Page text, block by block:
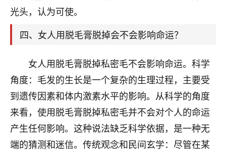
光头，认为可使。
四、女人用脱毛膏脱掉会不会影响命运？
女人用脱毛膏脱掉私密毛不会影响命运。科学
角度：毛发的生长是一个复杂的生理过程，主要受
到遗传因素和体内激素水平的影响。从科学的角度
来看，使用脱毛膏脱掉私密毛并不会对个人的命运
产生任何影响。这种说法缺乏科学依据，是一种无
端的猜测和迷信。传统观念和民间玄学：尽管在某
我是做餐饮的，这两年，生意屡屡受挫，店开一家关
一家，要么生意不好，生意好的就出事。前些年攒的
家底快败光了，真是倒霉！我也想找人看看到底怎么
回事？
鹿森：你可以找老师看看，人有时不服命不行
啊！
太阳当空赵 ：我也做餐饮的，生意不算大，但
是我从找店开始都是找慧来老师跟进的，选
址、风水、还有开业日子，哪哪都看了，虽然
大环境不好，但是我家生意还可以，前几天又
刚找老师做了补财库，希望财运更好一点！